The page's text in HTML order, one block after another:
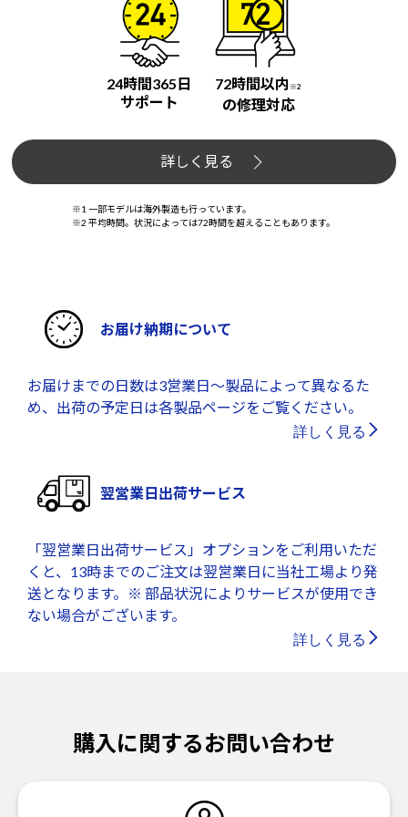
24時間365日
サポート
72時間以内 ※2
の修理対応
詳しく見る
※1 一部モデルは海外製造も行っています。
※2 平均時間。状況によっては72時間を超えることもあります。
お届け納期について
お届けまでの日数は3営業日～製品によって異なるた
め、出荷の予定日は各製品ページをご覧ください。
詳しく見る
翌営業日出荷サービス
「翌営業日出荷サービス」オプションをご利用いただ
くと、13時までのご注文は翌営業日に当社工場より発
送となります。※ 部品状況によりサービスが使用でき
ない場合がございます。
詳しく見る
購入に関するお問い合わせ